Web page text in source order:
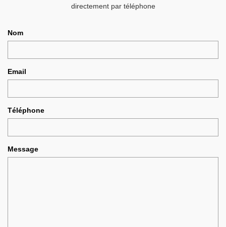
directement par téléphone
Nom
Email
Téléphone
Message